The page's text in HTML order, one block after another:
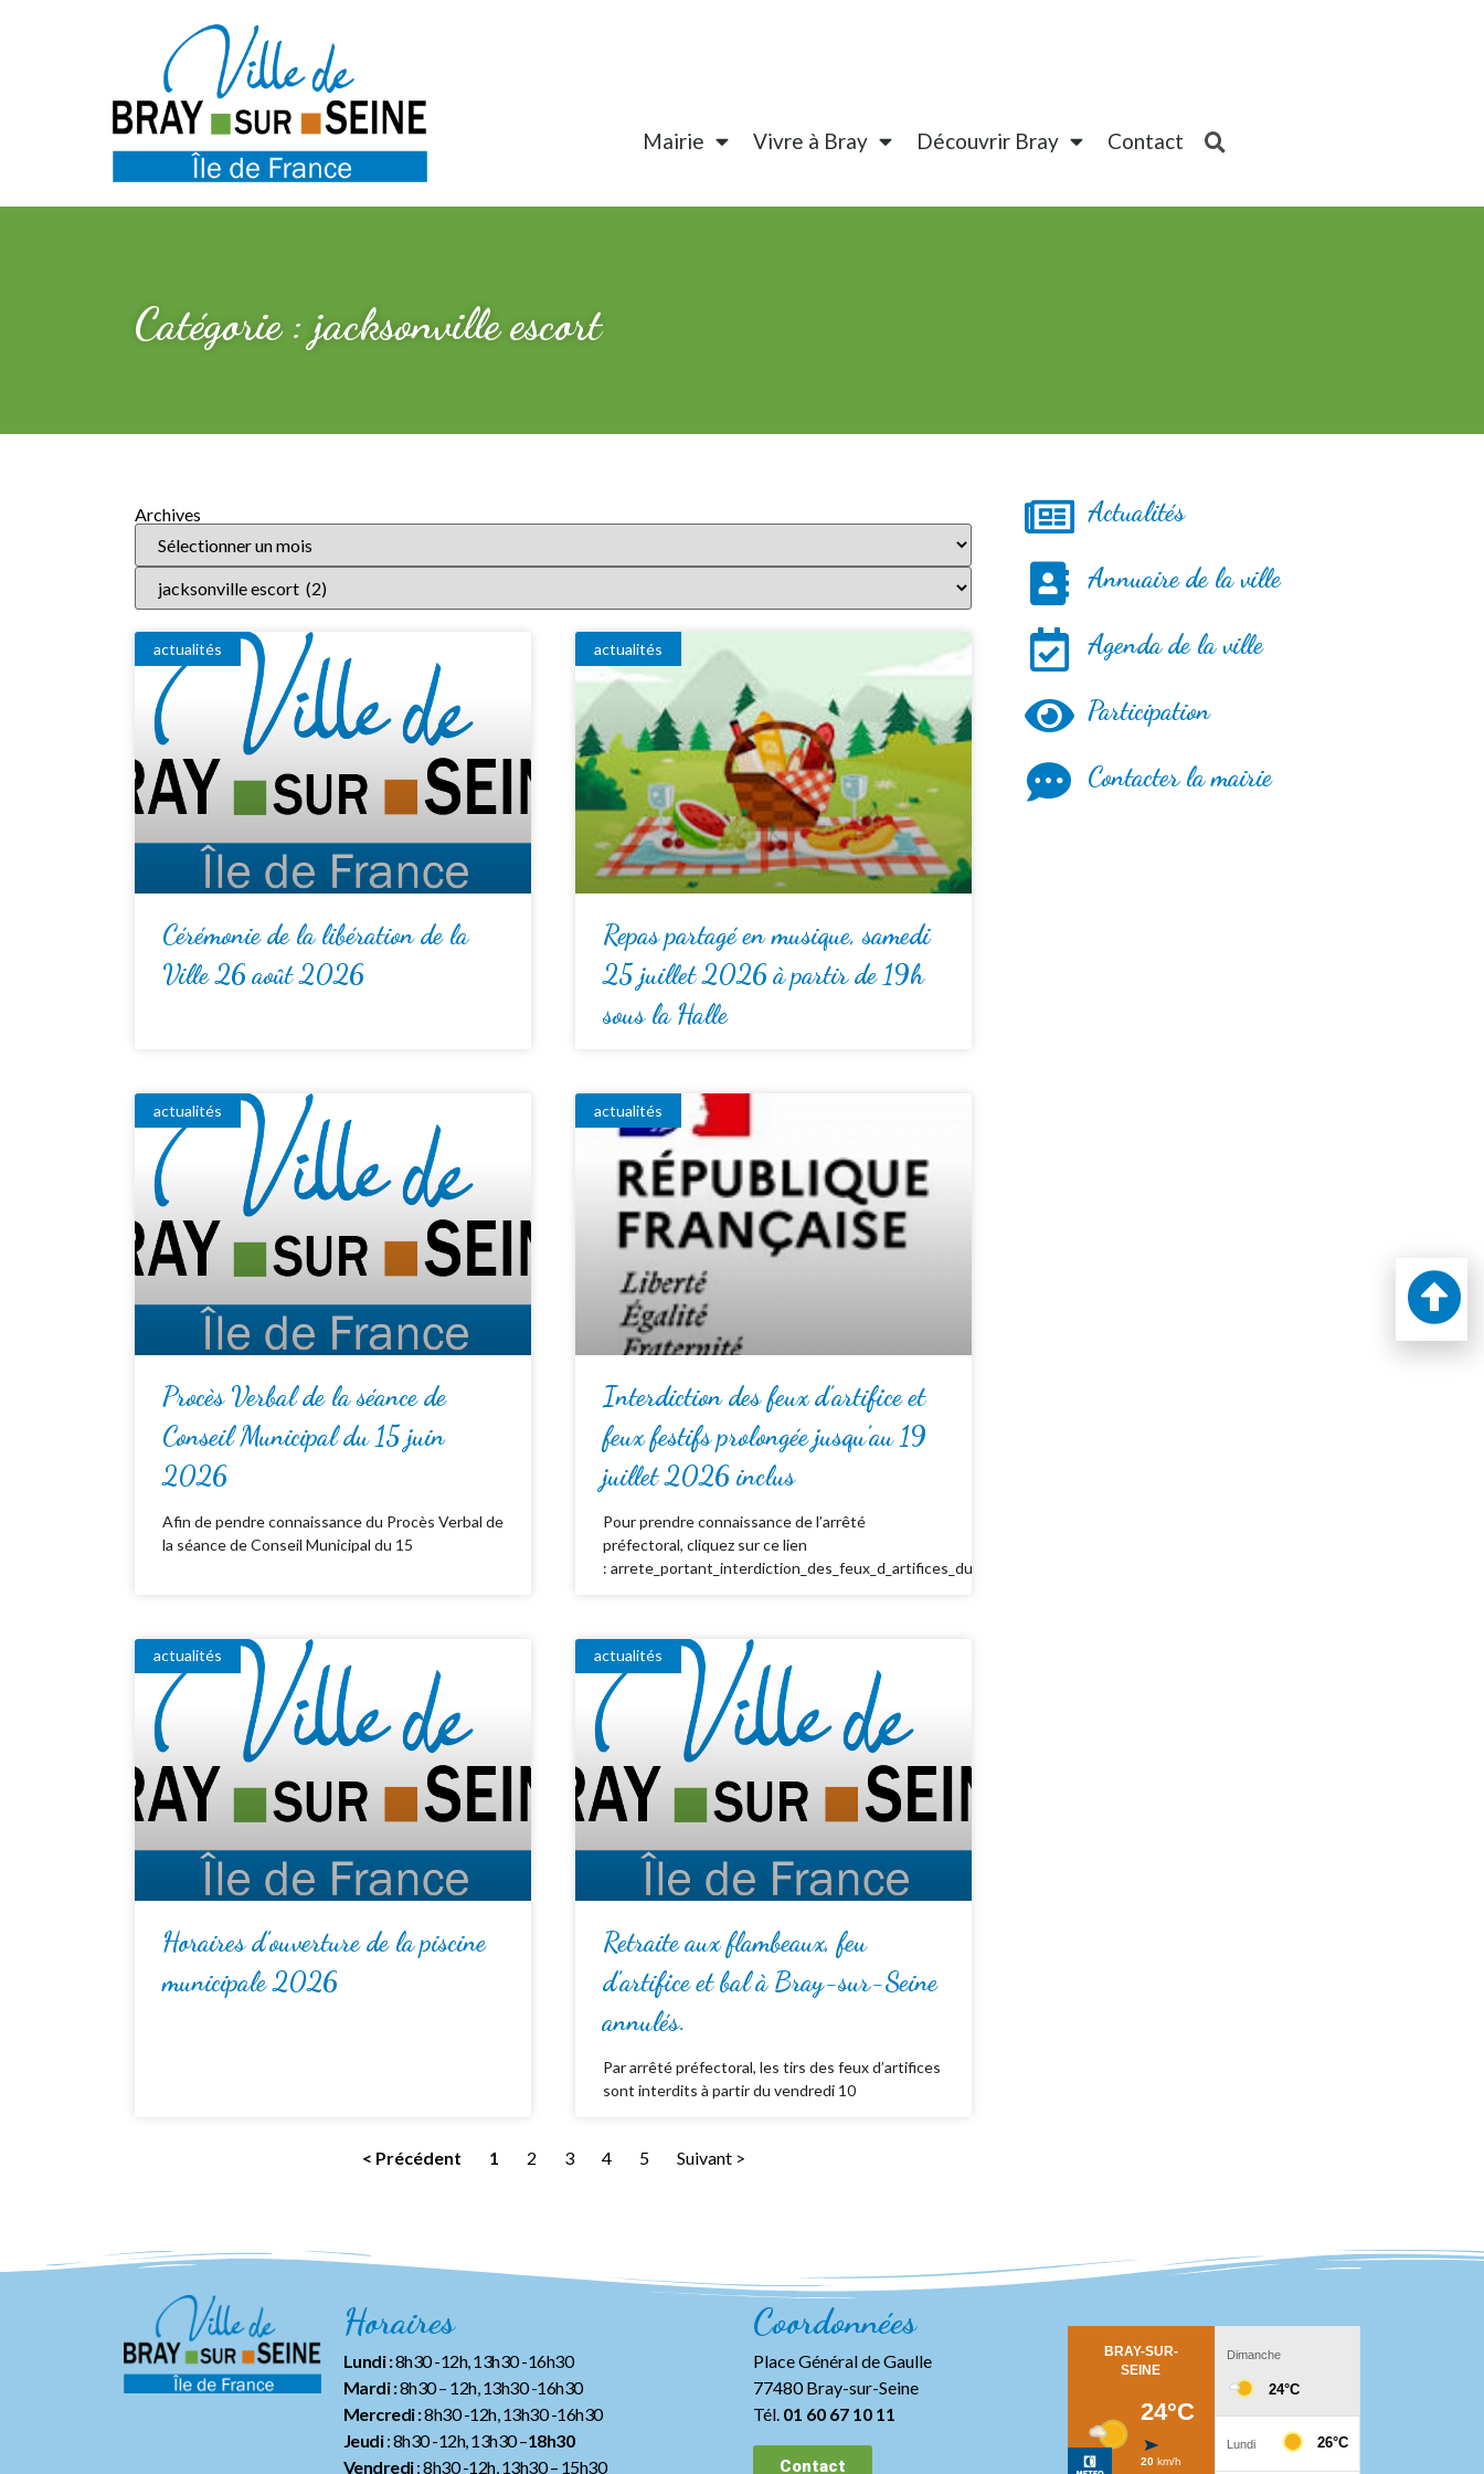
Mairie Vivre à Bray Découvrir Bray Contact
Catégorie : jacksonville escort
Archives
actualités
Cérémonie de la libération de la
Ville 26 août 2026
actualités
Repas partagé en musique, samedi
25 juillet 2026 à partir de 19h
sous la Halle
actualités
Procès Verbal de la séance de
Conseil Municipal du 15 juin
2026
Afin de pendre connaissance du Procès Verbal de
la séance de Conseil Municipal du 15
actualités
Interdiction des feux d’artifice et
feux festifs prolongée jusqu’au 19
juillet 2026 inclus
Pour prendre connaissance de l’arrêté
préfectoral, cliquez sur ce lien
: arrete_portant_interdiction_des_feux_d_artifices_du_15_au_19_juillet_2026
actualités
Horaires d’ouverture de la piscine
municipale 2026
actualités
Retraite aux flambeaux, feu
d’artifice et bal à Bray-sur-Seine
annulés.
Par arrêté préfectoral, les tirs des feux d’artifices
sont interdits à partir du vendredi 10
< Précédent 1 2 3 4 5 Suivant >
Actualités
Annuaire de la ville
Agenda de la ville
Participation
Contacter la mairie
Horaires
Lundi :8h30 -12h, 13h30 -16h30
Mardi :8h30 – 12h, 13h30 -16h30
Mercredi :8h30 -12h, 13h30 -16h30
Jeudi: 8h30 -12h, 13h30 –18h30
Vendredi: 8h30 -12h, 13h30– 15h30
Coordonnées
Place Général de Gaulle
77480 Bray-sur-Seine
Tél. 01 60 67 10 11
Contact